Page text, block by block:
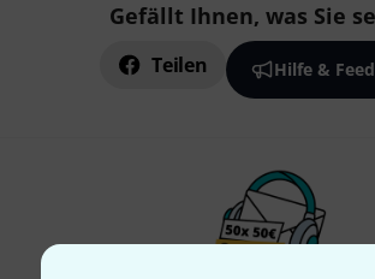
Gefällt Ihnen, was Sie
Teilen Hilfe &